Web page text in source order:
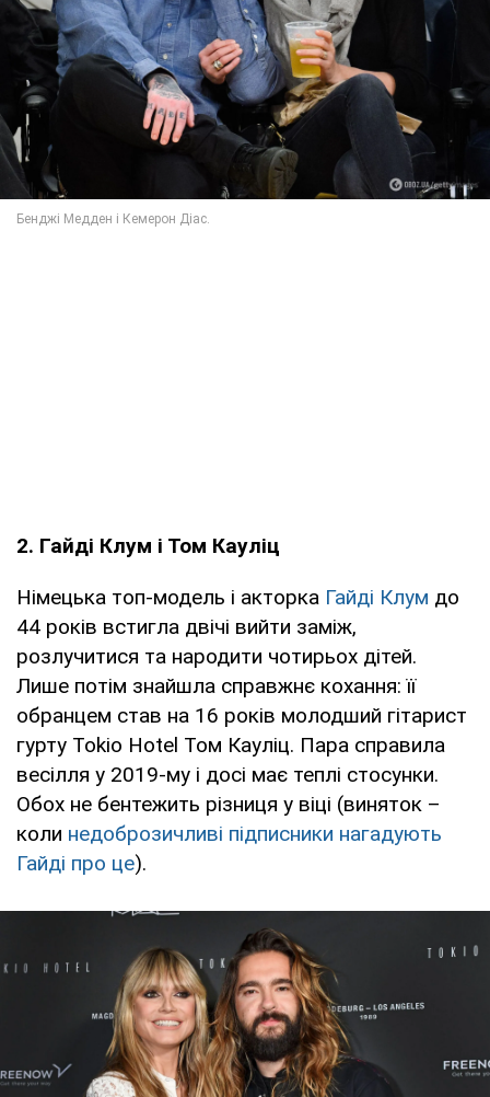
2. Гайді Клум і Том Кауліц
Німецька топ-модель і акторка Гайді Клум до
44 років встигла двічі вийти заміж,
розлучитися та народити чотирьох дітей.
Лише потім знайшла справжнє кохання: її
обранцем став на 16 років молодший гітарист
гурту Tokio Hotel Том Кауліц. Пара справила
весілля у 2019-му і досі має теплі стосунки.
Обох не бентежить різниця у віці (виняток –
коли недоброзичливі підписники нагадують
Гайді про це).